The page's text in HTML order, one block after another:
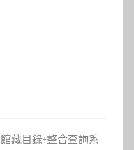
館藏目錄+整合查詢系